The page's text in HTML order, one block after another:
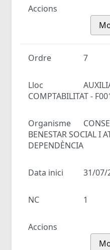
Accions
Ordre 7
Lloc
COMPTABILITAT -
Organisme
BENESTAR SOCIAL I
DEPENDÈNCIA
Data inici 31/07/
NC 1
Accions